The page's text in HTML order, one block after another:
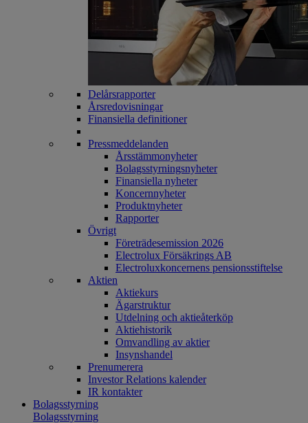
Delårsrapporter
Årsredovisningar
Finansiella definitioner
Pressmeddelanden
Årsstämmonyheter
Bolagsstyrningsnyheter
Finansiella nyheter
Koncernnyheter
Produktnyheter
Rapporter
Övrigt
Företrädesemission 2026
Electrolux Försäkrings AB
Electroluxkoncernens pensionsstiftelse
Aktien
Aktiekurs
Ägarstruktur
Utdelning och aktieåterköp
Aktiehistorik
Omvandling av aktier
Insynshandel
Prenumerera
Investor Relations kalender
IR kontakter
Bolagsstyrning
Bolagsstyrning